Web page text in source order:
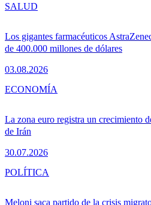
Los gigantes farmacéuticos
de 400.000 millones de dólares
03.08.2026
SALUD
La zona euro registra un crecimiento
de Irán
30.07.2026
ECONOMÍA
Meloni saca partido de la crisis
POLÍTICA